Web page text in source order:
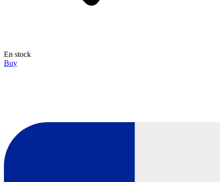
En stock
Buy